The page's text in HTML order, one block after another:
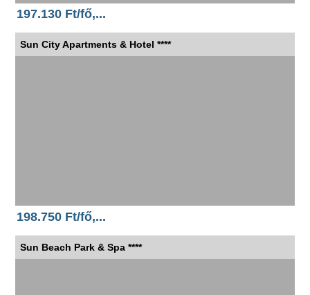
197.130 Ft/fő,...
Sun City Apartments & Hotel ****
198.750 Ft/fő,...
Sun Beach Park & Spa ****